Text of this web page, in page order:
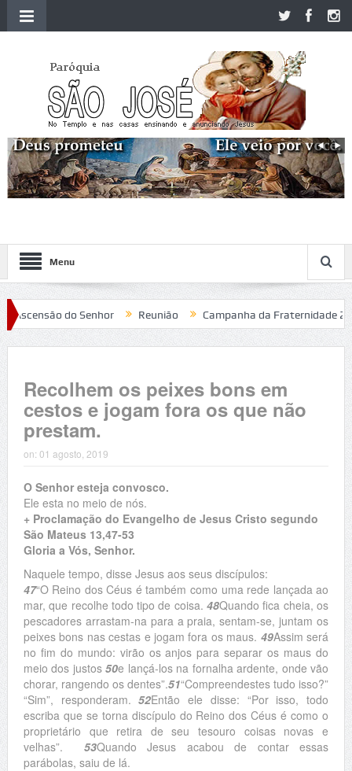
Menu
do Senhor Reunião Campanha da Fraternidade 2020
Recolhem os peixes bons em
cestos e jogam fora os que não
prestam.
on: 01 agosto, 2019
O Senhor esteja convosco.
Ele esta no meio de nós.
+ Proclamação do Evangelho de Jesus Cristo segundo
São Mateus 13,47-53
Gloria a Vós, Senhor.
Naquele tempo, disse Jesus aos seus discípulos:
47“O Reino dos Céus é também como uma rede lançada ao
mar, que recolhe todo tipo de coisa.48Quando fica cheia, os
pescadores arrastam-na para a praia, sentam-se, juntam os
peixes bons nas cestas e jogam fora os maus. 49Assim será
no fim do mundo: virão os anjos para separar os maus do
meio dos justos50e lançá-los na fornalha ardente, onde vão
chorar, rangendo os dentes”.51“Compreendestes tudo isso?”
“Sim”, responderam.52Então ele disse: “Por isso, todo
escriba que se torna discípulo do Reino dos Céus é como o
proprietário que retira de seu tesouro coisas novas e
velhas”. 53Quando Jesus acabou de contar essas
parábolas, saiu de lá.